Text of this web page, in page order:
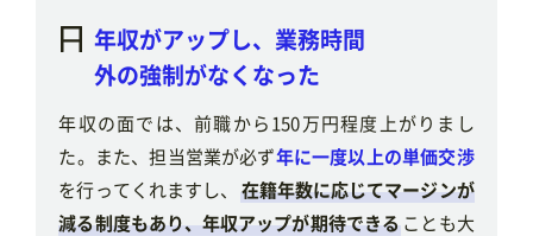
年収がアップし、業務時間
外の強制がなくなった
年収の面では、前職から150万円程度上がりまし
た。また、担当営業が必ず年に一度以上の単価交渉
を行ってくれますし、
在籍年数に応じてマージンが
減る制度もあり、年収アップが期待できることも大